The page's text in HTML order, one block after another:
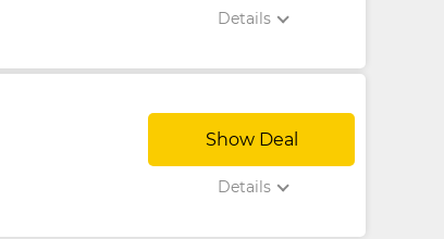
Details
Show Deal
Details